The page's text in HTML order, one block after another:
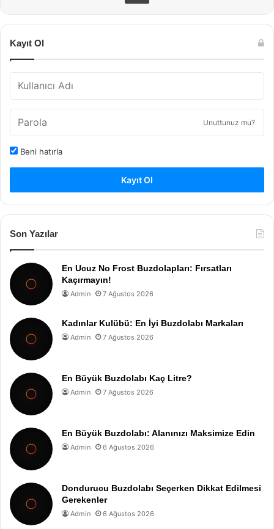
Kayıt Ol
Unuttunuz mu?
Beni hatırla
Kayıt Ol
Son Yazılar
En Ucuz No Frost Buzdolapları: Fırsatları
Kaçırmayın!
Admin 7 Ağustos 2026
Kadınlar Kulübü: En İyi Buzdolabı Markaları
Admin 7 Ağustos 2026
En Büyük Buzdolabı Kaç Litre?
Admin 7 Ağustos 2026
En Büyük Buzdolabı: Alanınızı Maksimize Edin
Admin 6 Ağustos 2026
Dondurucu Buzdolabı Seçerken Dikkat Edilmesi
Gerekenler
Admin 6 Ağustos 2026